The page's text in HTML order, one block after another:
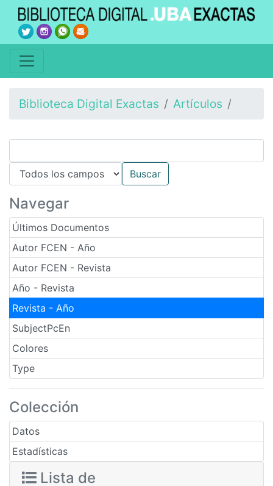
Biblioteca Digital Exactas Artículos
Navegar
Últimos Documentos
Autor FCEN - Año
Autor FCEN - Revista
Año - Revista
Revista - Año
SubjectPcEn
Colores
Type
Colección
Datos
Estadísticas
Lista de